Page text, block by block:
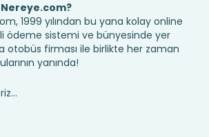
1999 yılından bu yana kolay online
ödeme sistemi ve bünyesinde yer
otobüs firması ile birlikte her zaman
yanında!